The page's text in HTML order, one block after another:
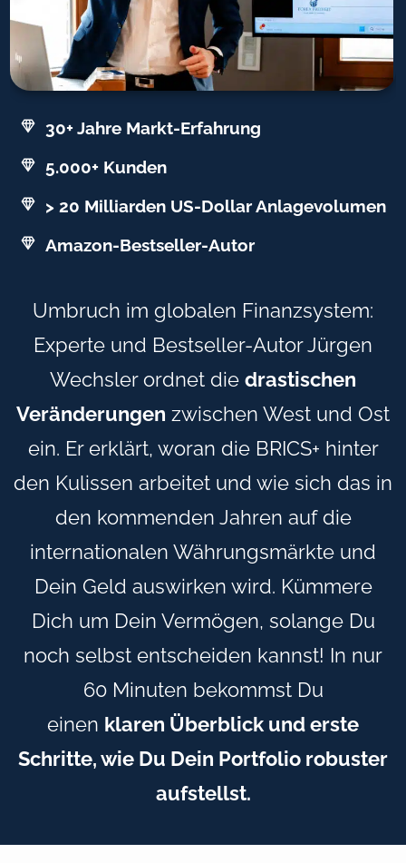
30+ Jahre Markt-Erfahrung
5.000+ Kunden
> 20 Milliarden US-Dollar Anlagevolumen
Amazon-Bestseller-Autor
Umbruch im globalen Finanzsystem:
Experte und Bestseller-Autor Jürgen
Wechsler ordnet die drastischen
Veränderungen zwischen West und Ost
ein. Er erklärt, woran die BRICS+ hinter
den Kulissen arbeitet und wie sich das in
den kommenden Jahren auf die
internationalen Währungsmärkte und
Dein Geld auswirken wird. Kümmere
Dich um Dein Vermögen, solange Du
noch selbst entscheiden kannst! In nur
60 Minuten bekommst Du
einen klaren Überblick und erste
Schritte, wie Du Dein Portfolio robuster
aufstellst.